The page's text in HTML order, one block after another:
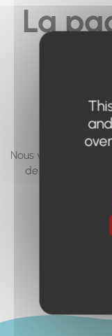
La
Nous vous invitons
de page, ou à